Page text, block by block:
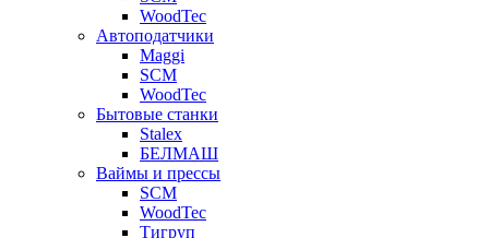
WoodTec
Автоподатчики
Maggi
SCM
WoodTec
Бытовые станки
Stalex
БЕЛМАШ
Ваймы и прессы
SCM
WoodTec
Тигруп